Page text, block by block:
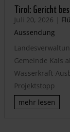
Tirol: Gericht
Juli 20, 2026 |
Aussendung
Gemeinde Kals
Wasserkraft-
Projektstopp
mehr lesen